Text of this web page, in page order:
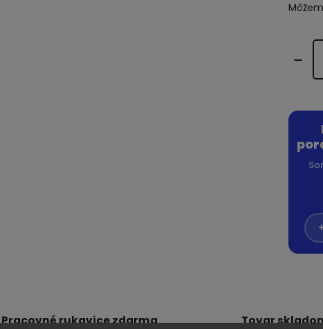
Pracovné rukavice zdarma Tovar